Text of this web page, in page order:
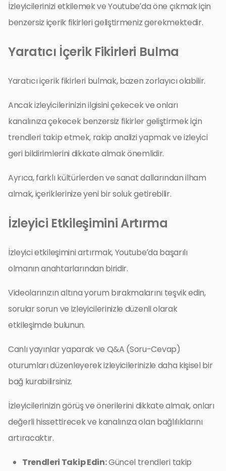
İzleyicilerinizi etkilemek ve Youtube’da öne çıkmak için
benzersiz içerik fikirleri geliştirmeniz gerekmektedir.
Yaratıcı İçerik Fikirleri Bulma
Yaratıcı içerik fikirleri bulmak, bazen zorlayıcı olabilir.
Ancak izleyicilerinizin ilgisini çekecek ve onları
kanalınıza çekecek benzersiz fikirler geliştirmek için
trendleri takip etmek, rakip analizi yapmak ve izleyici
geri bildirimlerini dikkate almak önemlidir.
Ayrıca, farklı kültürlerden ve sanat dallarından ilham
almak, içeriklerinize yeni bir soluk getirebilir.
İzleyici Etkileşimini Artırma
İzleyici etkileşimini artırmak, Youtube’da başarılı
olmanın anahtarlarından biridir.
Videolarınızın altına yorum bırakmalarını teşvik edin,
sorular sorun ve izleyicilerinizle düzenli olarak
etkileşimde bulunun.
Canlı yayınlar yaparak ve Q&A (Soru-Cevap)
oturumları düzenleyerek izleyicilerinizle daha kişisel bir
bağ kurabilirsiniz.
İzleyicilerinizin görüş ve önerilerini dikkate almak, onları
değerli hissettirecek ve kanalınıza olan bağlılıklarını
artıracaktır.
Trendleri Takip Edin:Güncel trendleri takip